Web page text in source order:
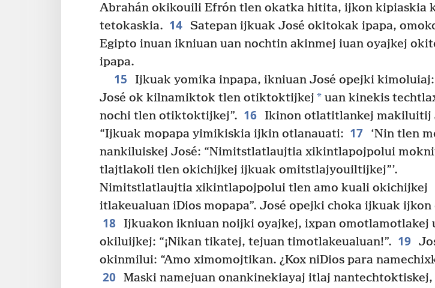
Abrahán okikouili Efrón tlen okatka hitita, ijkon kipiaskia
tetokaskia. 14 Satepan ijkuak José okitokak ipapa,
Egipto inuan ikniuan uan nochtin akinmej iuan oyajkej
ipapa.
15
Ijkuak yomika inpapa, ikniuan José opejki kimoluiaj:
José ok kilnamiktok tlen otiktoktijkej * uan kinekis
nochi tlen otiktoktijkej”. 16 Ikinon otlatitlankej makiluitij
“Ijkuak mopapa yimikiskia ijkin otlanauati: 17
‘Nin tlen
nankiluiskej José: “Nimitstlatlaujtia xikintlapojpolui
tlajtlakoli tlen okichijkej ijkuak omitstlajyouiltijkej”’.
Nimitstlatlaujtia xikintlapojpolui tlen amo kuali okichijkej
itlakeualuan iDios mopapa”. José opejki choka ijkuak
18 Ijkuakon ikniuan noijki oyajkej, ixpan omotlamotlakej
okiluijkej: “¡Nikan tikatej, tejuan timotlakeualuan!”. 19
okinmilui: “Amo ximomojtikan. ¿Kox niDios para
20 Maski namejuan onankinekiayaj itlaj nantechtoktiskej,